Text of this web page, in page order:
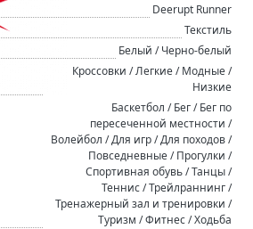
Deerupt Runner
Текстиль
Белый / Черно-белый
Кроссовки / Легкие / Модные /
Низкие
Баскетбол / Бег / Бег по
пересеченной местности /
Волейбол / Для игр / Для походов /
Повседневные / Прогулки /
Спортивная обувь / Танцы /
Теннис / Трейлраннинг /
Тренажерный зал и тренировки /
Туризм / Фитнес / Ходьба